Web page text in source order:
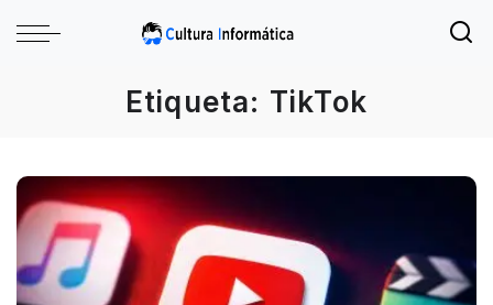
Etiqueta: TikTok